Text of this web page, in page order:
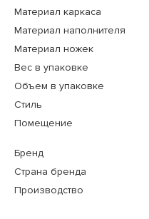
Материал каркаса
Материал наполнителя
Материал ножек
Вес в упаковке
Объем в упаковке
Стиль
Помещение
Бренд
Страна бренда
Производство